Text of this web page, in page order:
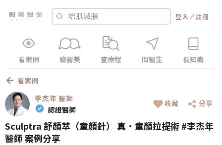
登入 ／註冊
看案例 聊醫美 查療程 問醫生 長知識
看案例
李杰年 醫師
認證醫師
收藏 分享
Sculptra 舒顏萃（童顏針） 真．童顏拉提術 #李杰年
醫師 案例分享